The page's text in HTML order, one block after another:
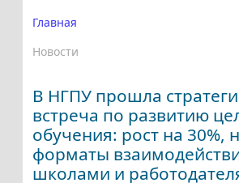
Главная
Новости
В НГПУ прошла
встреча по развитию
обучения: рост на 30%,
форматы
школами и